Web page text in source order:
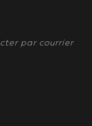
par courrier